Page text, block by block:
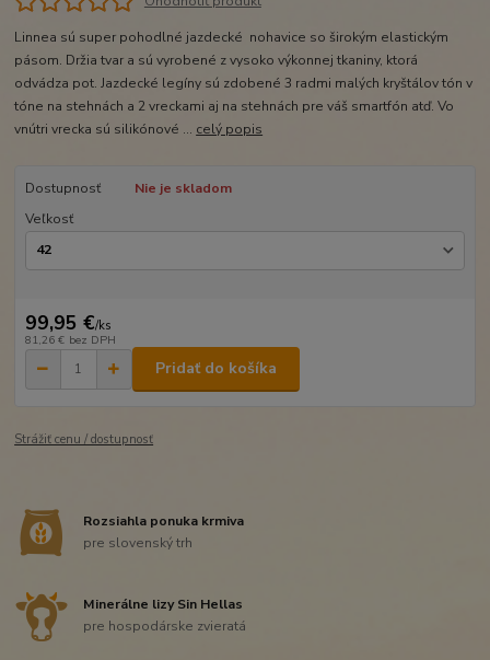
Linnea sú super pohodlné jazdecké nohavice so širokým elastickým
pásom. Držia tvar a sú vyrobené z vysoko výkonnej tkaniny, ktorá
odvádza pot. Jazdecké legíny sú zdobené 3 radmi malých kryštálov tón v
tóne na stehnách a 2 vreckami aj na stehnách pre váš smartfón atď. Vo
vnútri vrecka sú silikónové ... celý popis
Dostupnosť
Nie je skladom
Veľkosť
99,95 €/ks
81,26 € bez DPH
Pridať do košíka
Strážiť cenu / dostupnosť
Rozsiahla ponuka krmiva
pre slovenský trh
Minerálne lizy Sin Hellas
pre hospodárske zvieratá